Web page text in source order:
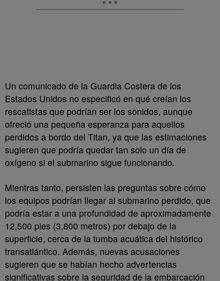
Un comunicado de la Guardia Costera de los
Estados Unidos no especificó en qué creían los
rescatistas que podrían ser los sonidos, aunque
ofreció una pequeña esperanza para aquellos
perdidos a bordo del Titan, ya que las estimaciones
sugieren que podría quedar tan solo un día de
oxígeno si el submarino sigue funcionando.
Mientras tanto, persisten las preguntas sobre cómo
los equipos podrían llegar al submarino perdido, que
podría estar a una profundidad de aproximadamente
12,500 pies (3,800 metros) por debajo de la
superficie, cerca de la tumba acuática del histórico
transatlántico. Además, nuevas acusaciones
sugieren que se habían hecho advertencias
significativas sobre la seguridad de la embarcación